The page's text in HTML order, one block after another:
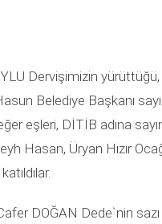
Dervişimizin
Belediye Başkanı
eşleri, DİTİB adına
Hasan, Üryan Hızır
DOĞAN Dede`nin